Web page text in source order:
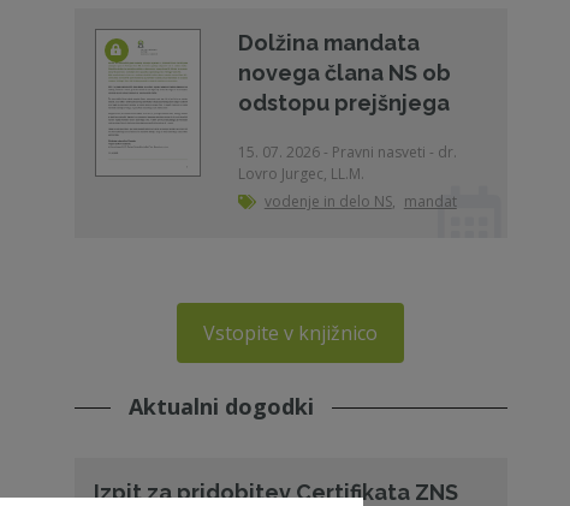
Dolžina mandata
novega člana NS ob
odstopu prejšnjega
15. 07. 2026 - Pravni nasveti - dr.
Lovro Jurgec, LL.M.
vodenje in delo NS, mandat
Vstopite v knjižnico
Aktualni dogodki
Izpit za pridobitev Certifikata ZNS